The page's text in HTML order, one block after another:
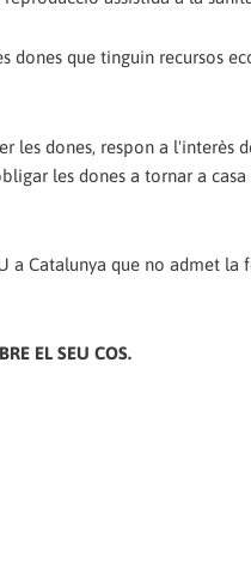
dones que tinguin recursos
les dones, respon a
les dones a tornar a
Catalunya que no admet la
EL SEU COS.